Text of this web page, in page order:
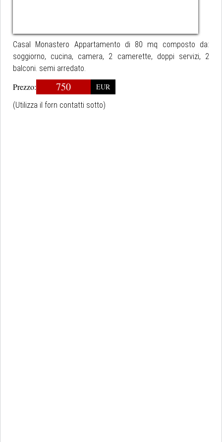
Casal Monastero Appartamento di 80 mq composto da:
soggiorno, cucina, camera, 2 camerette, doppi servizi, 2
balconi. semi arredato.
Prezzo: 750
EUR
(Utilizza il forn contatti sotto)